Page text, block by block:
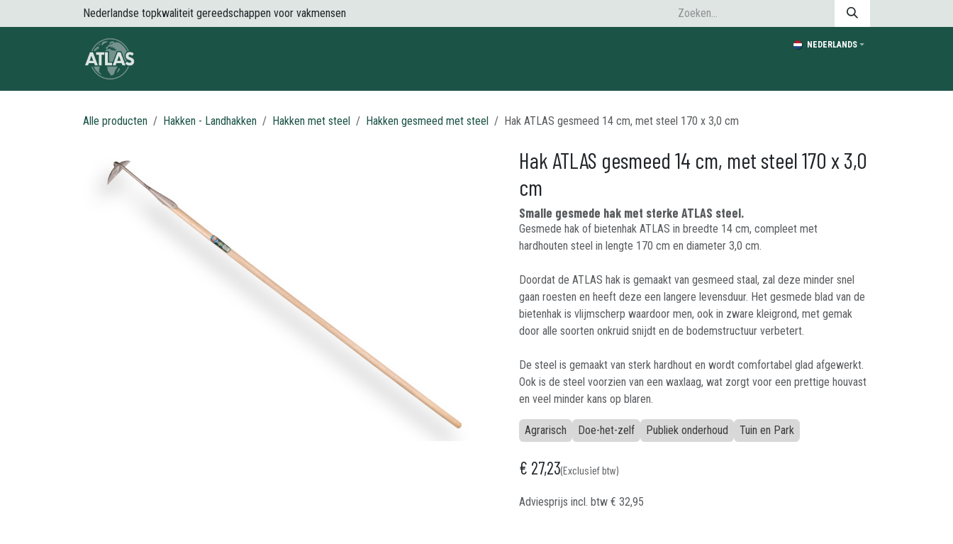
Overslaan naar inhoudNederlandse topkwaliteit gereedschappen voor vakmensen
NEDERLANDS
Alle producten Hakken - Landhakken Hakken met steel Hakken gesmeed met steel Hak ATLAS gesmeed 14 cm, met steel 170 x 3,0 cm
Hak ATLAS gesmeed 14 cm, met steel 170 x 3,0
cm
Smalle gesmede hak met sterke ATLAS steel.
Gesmede hak of bietenhak ATLAS in breedte 14 cm, compleet met
hardhouten steel in lengte 170 cm en diameter 3,0 cm.
Doordat de ATLAS hak is gemaakt van gesmeed staal, zal deze minder snel
gaan roesten en heeft deze een langere levensduur. Het gesmede blad van de
bietenhak is vlijmscherp waardoor men, ook in zware kleigrond, met gemak
door alle soorten onkruid snijdt en de bodemstructuur verbetert.
De steel is gemaakt van sterk hardhout en wordt comfortabel glad afgewerkt.
Ook is de steel voorzien van een waxlaag, wat zorgt voor een prettige houvast
en veel minder kans op blaren.
Agrarisch Doe-het-zelf Publiek onderhoud Tuin en Park
€ 27,23(Exclusief btw)
Adviesprijs incl. btw € 32,95